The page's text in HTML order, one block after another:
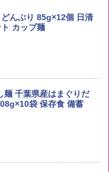
ブレンド米 精米 5kg
ももたろう印 無洗米 5
イスターブレンド
ッカ Nikka ウィスキ
ニッカクリア ウヰス
んぶり 85g×12個 日清
カップ麺
麺 千葉県産はまぐりだ
袋 保存食 備蓄